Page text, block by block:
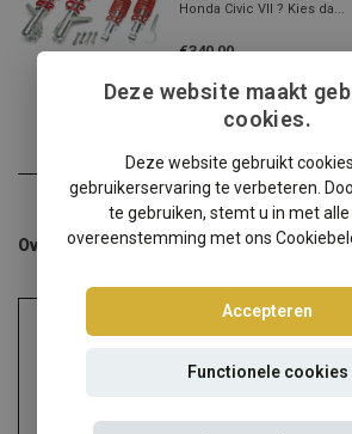
Honda Civic VII ? Kies da...
€340,00
Overige categorieën in Schroefsets
Audi
Deze website maakt
cookies.
Deze website gebruikt
gebruikerservaring te verbeteren.
te gebruiken, stemt u in met alle
overeenstemming met ons
Accepteren
Functionele cookies